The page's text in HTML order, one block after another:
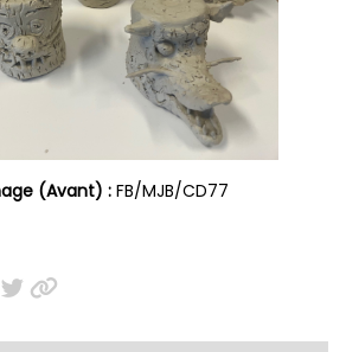
(Avant) :FB/MJB/CD77